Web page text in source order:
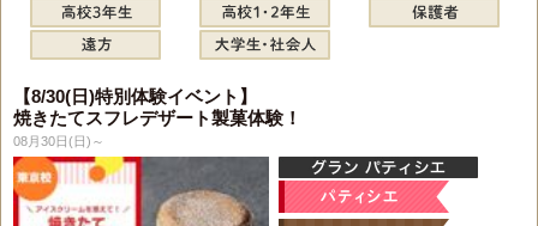
【8/30(日)特別体験イベント】
焼きたてスフレデザート製菓体験！
08月30日(日)～